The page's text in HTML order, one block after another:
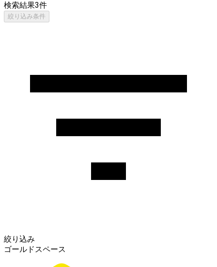
検索結果3件
絞り込み条件
絞り込み
ゴールドスペース